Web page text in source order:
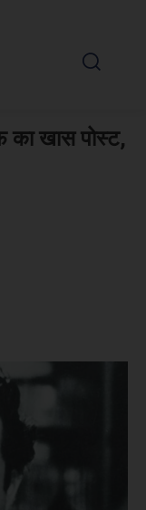
का खास पोस्ट,